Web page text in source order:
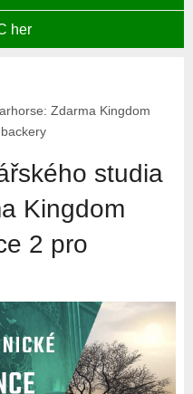
her
Zdarma Kingdom
studia
Kingdom
2 pro